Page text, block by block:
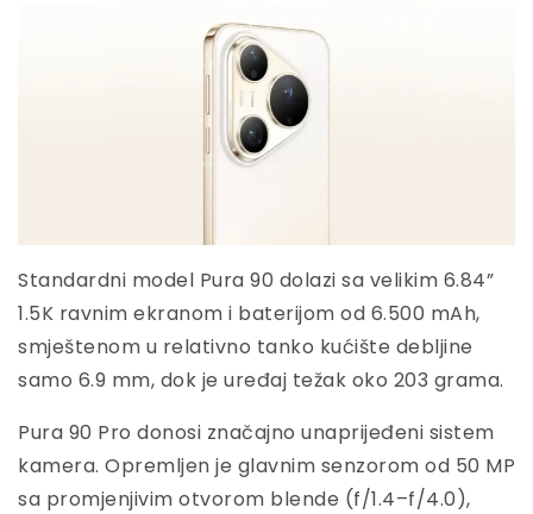
Standardni model Pura 90 dolazi sa velikim 6.84”
1.5K ravnim ekranom i baterijom od 6.500 mAh,
smještenom u relativno tanko kućište debljine
samo 6.9 mm, dok je uređaj težak oko 203 grama.
Pura 90 Pro donosi značajno unaprijeđeni sistem
kamera. Opremljen je glavnim senzorom od 50 MP
sa promjenjivim otvorom blende (f/1.4–f/4.0),